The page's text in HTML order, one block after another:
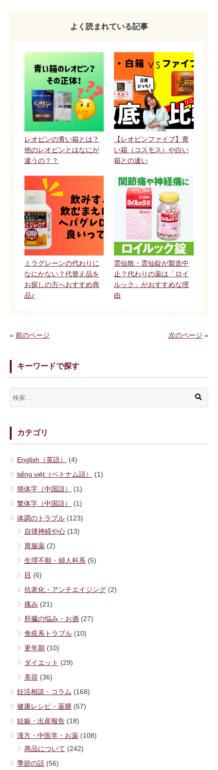
よく読まれている記事
レオピンの青い箱とは？
他のレオピンとはなにが
違うの？？
【レオピンファイブ】青
い箱（コスモス）や白い
箱との違い
ミラグレーンの代わりに
なにかない？代替え品を
お探しの方へおすすめ商
品♪
雲仙散・雲仙錠が製造中
止？代わりの薬は「ロイ
ルック」がおすすめな理
由
« 前のページ 次のページ »
キーワードで探す
カテゴリ
English（英語）
(4)
tiếng việt（ベトナム語）
(1)
簡体字（中国語）
(1)
繁体字（中国語）
(1)
体調のトラブル (123)
自律神経や心 (13)
胃腸薬 (2)
生理不順・婦人科系 (5)
目 (6)
抗老化・アンチエイジング (2)
痛み (21)
肝臓の悩み・お酒 (27)
免疫系トラブル (10)
更年期 (10)
ダイエット (29)
美容 (36)
妊活相談・コラム (168)
健康レシピ・薬膳 (57)
妊娠・出産報告 (18)
漢方・中医学・お薬 (108)
商品について (242)
季節の話 (56)